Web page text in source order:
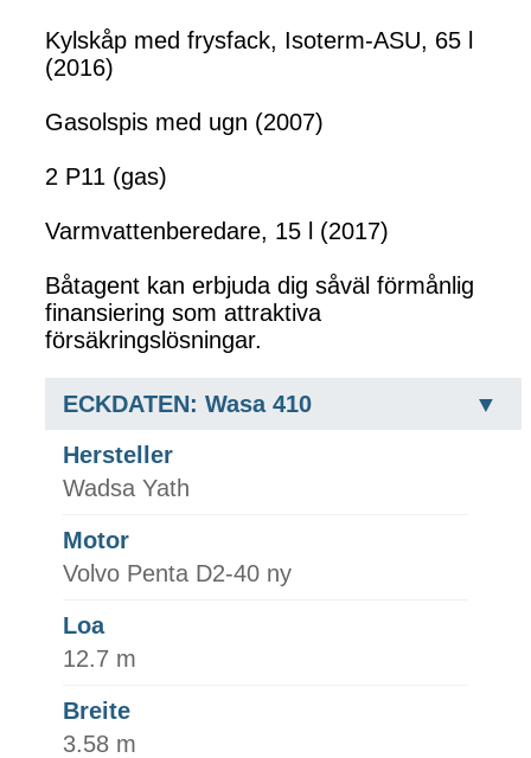
Kylskåp med frysfack, Isoterm-ASU, 65 l
(2016)
Gasolspis med ugn (2007)
2 P11 (gas)
Varmvattenberedare, 15 l (2017)
Båtagent kan erbjuda dig såväl förmånlig
finansiering som attraktiva
försäkringslösningar.
ECKDATEN: Wasa 410
Hersteller
Wadsa Yath
Motor
Volvo Penta D2-40 ny
Loa
12.7 m
Breite
3.58 m